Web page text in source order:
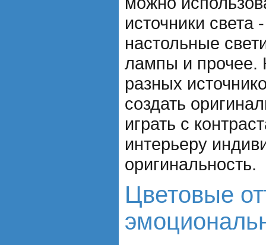
источники
настольные
лампы и прочее.
разных
создать
играть с
интерьеру
оригинальность.
Цветовые